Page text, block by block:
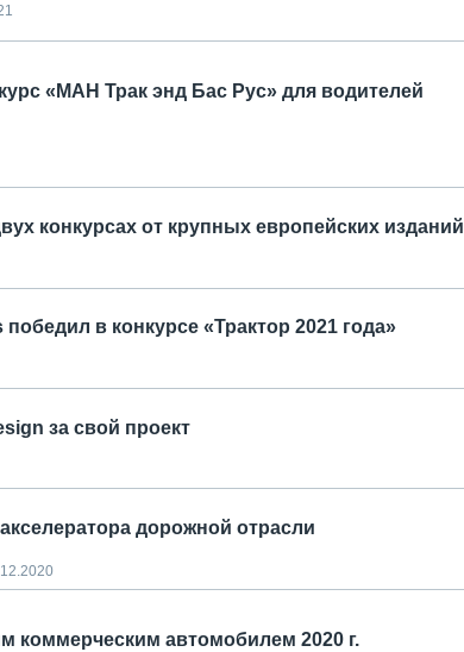
«МАН Трак энд Бас Рус» для водителей
конкурсах от крупных европейских изданий
в конкурсе «Трактор 2021 года»
за свой проект
дорожной отрасли
коммерческим автомобилем 2020 г.